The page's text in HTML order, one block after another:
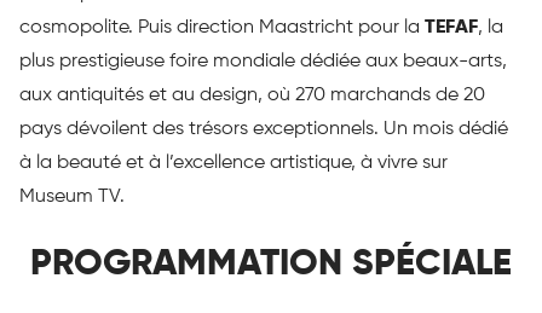
cosmopolite. Puis direction Maastricht pour la TEFAF, la
plus prestigieuse foire mondiale dédiée aux beaux-arts,
aux antiquités et au design, où 270 marchands de 20
pays dévoilent des trésors exceptionnels. Un mois dédié
à la beauté et à l’excellence artistique, à vivre sur
Museum TV.
PROGRAMMATION SPÉCIALE